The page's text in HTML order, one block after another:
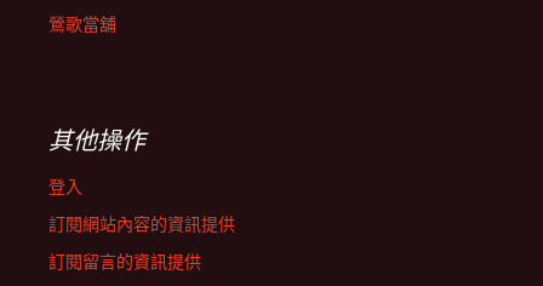
鶯歌當舖
其他操作
登入
訂閱網站內容的資訊提供
訂閱留言的資訊提供